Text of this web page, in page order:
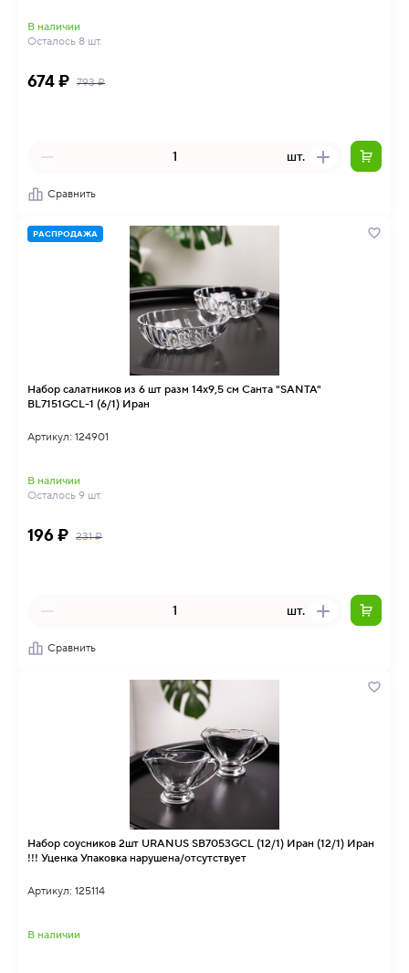
В наличии
Осталось 8 шт.
674 ₽ 793 ₽
шт.
Сравнить
РАСПРОДАЖА
Набор салатников из 6 шт разм 14x9,5 см Санта "SANTA"
BL7151GCL-1 (6/1) Иран
Артикул: 124901
В наличии
Осталось 9 шт.
196 ₽ 231 ₽
шт.
Сравнить
Набор соусников 2шт URANUS SB7053GCL (12/1) Иран (12/1) Иран
!!! Уценка Упаковка нарушена/отсутствует
Артикул: 125114
В наличии